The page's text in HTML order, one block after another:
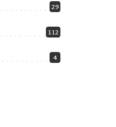
29
112
4